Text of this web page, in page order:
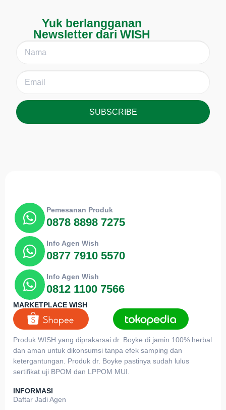
Yuk berlangganan
Newsletter dari WISH
SUBSCRIBE
0878 8898 7275
Pemesanan Produk
0877 7910 5570
Info Agen Wish
0812 1100 7566
Info Agen Wish
MARKETPLACE WISH
Produk WISH yang diprakarsai dr. Boyke di jamin 100% herbal
dan aman untuk dikonsumsi tanpa efek samping dan
ketergantungan. Produk dr. Boyke pastinya sudah lulus
sertifikat uji BPOM dan LPPOM MUI.
INFORMASI
Daftar Jadi Agen